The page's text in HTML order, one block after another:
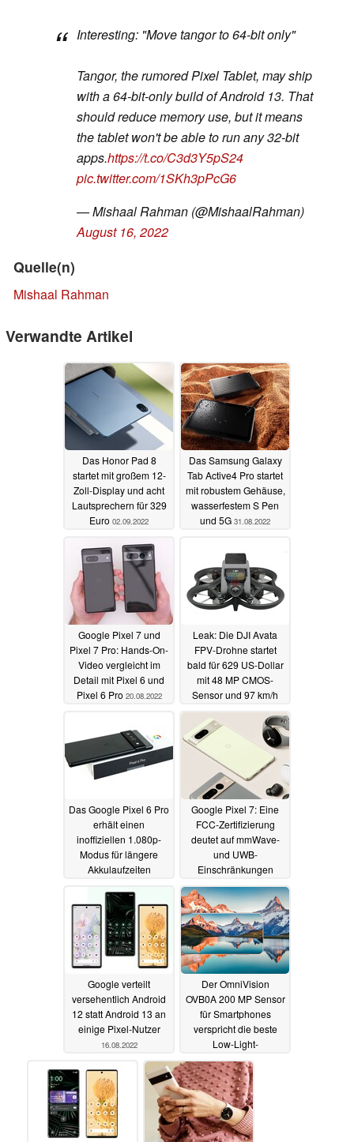
Interesting: "Move tangor to 64-bit only"
Tangor, the rumored Pixel Tablet, may ship
with a 64-bit-only build of Android 13. That
should reduce memory use, but it means
the tablet won't be able to run any 32-bit
apps.https://t.co/C3d3Y5pS24
pic.twitter.com/1SKh3pPcG6
— Mishaal Rahman (@MishaalRahman)
August 16, 2022
Quelle(n)
Mishaal Rahman
Verwandte Artikel
Das Honor Pad 8
startet mit großem 12-
Zoll-Display und acht
Lautsprechern für 329
Euro 02.09.2022
Das Samsung Galaxy
Tab Active4 Pro startet
mit robustem Gehäuse,
wasserfestem S Pen
und 5G 31.08.2022
Google Pixel 7 und
Pixel 7 Pro: Hands-On-
Video vergleicht im
Detail mit Pixel 6 und
Pixel 6 Pro 20.08.2022
Leak: Die DJI Avata
FPV-Drohne startet
bald für 629 US-Dollar
mit 48 MP CMOS-
Sensor und 97 km/h
Geschwindigkeit
19.08.2022
Das Google Pixel 6 Pro
erhält einen
inoffiziellen 1.080p-
Modus für längere
Akkulaufzeiten
Google Pixel 7: Eine
FCC-Zertifizierung
deutet auf mmWave-
und UWB-
Einschränkungen
16.08.2022
Google verteilt
versehentlich Android
12 statt Android 13 an
einige Pixel-Nutzer
16.08.2022
Der OmniVision
OVB0A 200 MP Sensor
für Smartphones
verspricht die beste
Low-Light-
Performance seiner
Klasse16.08.2022